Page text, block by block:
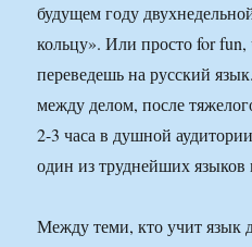
будущем году
кольцу». Или просто for fun,
переведешь на русский
между делом, после
2-3 часа в душной
один из труднейших языков
Между теми, кто учит язык